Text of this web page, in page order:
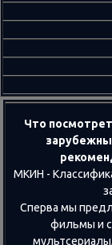
Что
МКИН -
Сперва мы
фильмы и